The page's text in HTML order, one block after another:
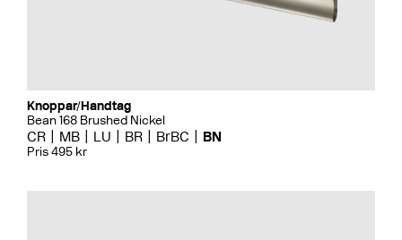
Knoppar/Handtag
Bean 168 Brushed Nickel
CR MB LU BR BrBC BN
Pris 495 kr